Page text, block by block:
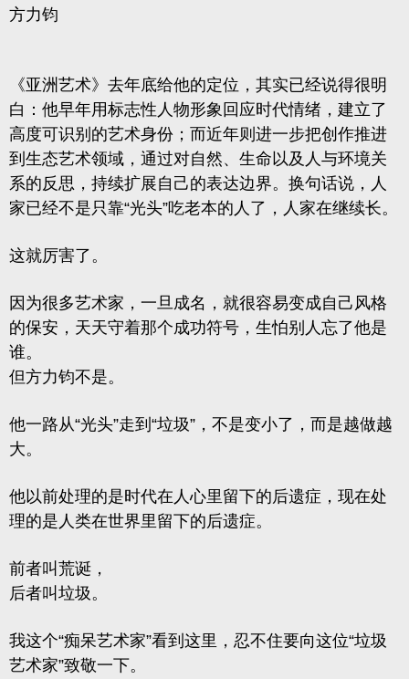
方力钧
《亚洲艺术》 去年底给他的定位，其实已经说得很明
白：他早年用标志性人物形象回应时代情绪，建立了
高度可识别的艺术身份；而近年则进一步把创作推进
到生态艺术领域，通过对自然、生命以及人与环境关
系的反思，持续扩展自己的表达边界。换句话说，人
家已经不是只靠“光头”吃老本的人了，人家在继续长。
这就厉害了。
因为很多艺术家，一旦成名，就很容易变成自己风格
的保安，天天守着那个成功符号，生怕别人忘了他是
谁。
但方力钧不是。
他一路从“光头”走到“垃圾”，不是变小了，而是越做越
大。
他以前处理的是时代在人心里留下的后遗症 ，现在处
理的是 人类在世界里留下的后遗症。
前者叫荒诞，
后者叫垃圾。
我这个“痴呆艺术家”看到这里，忍不住要向这位“垃圾
艺术家”致敬一下。